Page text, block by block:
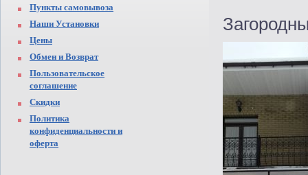
Пункты самовывоза
Наши Установки
Цены
Обмен и Возврат
Пользовательское
соглашение
Скидки
Политика
конфиденциальности и
оферта